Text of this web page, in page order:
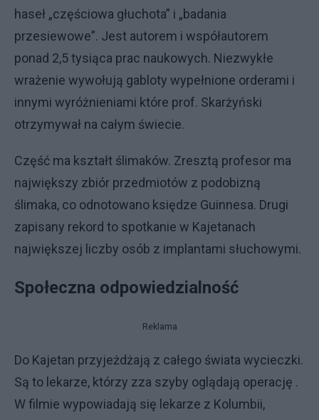
haseł „częściowa głuchota” i „badania
przesiewowe”. Jest autorem i współautorem
ponad 2,5 tysiąca prac naukowych. Niezwykłe
wrażenie wywołują gabloty wypełnione orderami i
innymi wyróżnieniami które prof. Skarżyński
otrzymywał na całym świecie.
Część ma kształt ślimaków. Zresztą profesor ma
największy zbiór przedmiotów z podobizną
ślimaka, co odnotowano księdze Guinnesa. Drugi
zapisany rekord to spotkanie w Kajetanach
największej liczby osób z implantami słuchowymi.
Społeczna odpowiedzialność
Reklama
Do Kajetan przyjeżdżają z całego świata wycieczki.
Są to lekarze, którzy zza szyby oglądają operację .
W filmie wypowiadają się lekarze z Kolumbii,